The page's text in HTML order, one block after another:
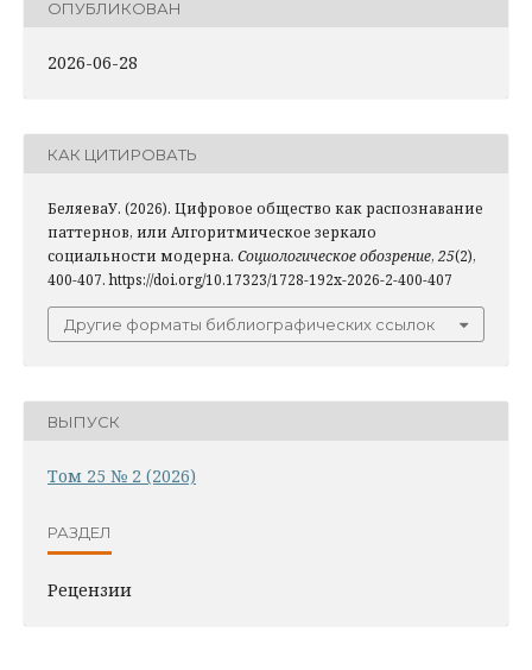
ОПУБЛИКОВАН
2026-06-28
КАК ЦИТИРОВАТЬ
БеляеваУ. (2026). Цифровое общество как распознавание
паттернов, или Алгоритмическое зеркало
социальности модерна. Социологическое обозрение, 25(2),
400-407. https://doi.org/10.17323/1728-192x-2026-2-400-407
Другие форматы библиографических ссылок
ВЫПУСК
Том 25 № 2 (2026)
РАЗДЕЛ
Рецензии